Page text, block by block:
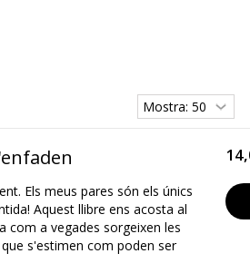
Els meus pares són els únics
Aquest llibre ens acosta al
com a vegades sorgeixen les
s'estimen com poden ser